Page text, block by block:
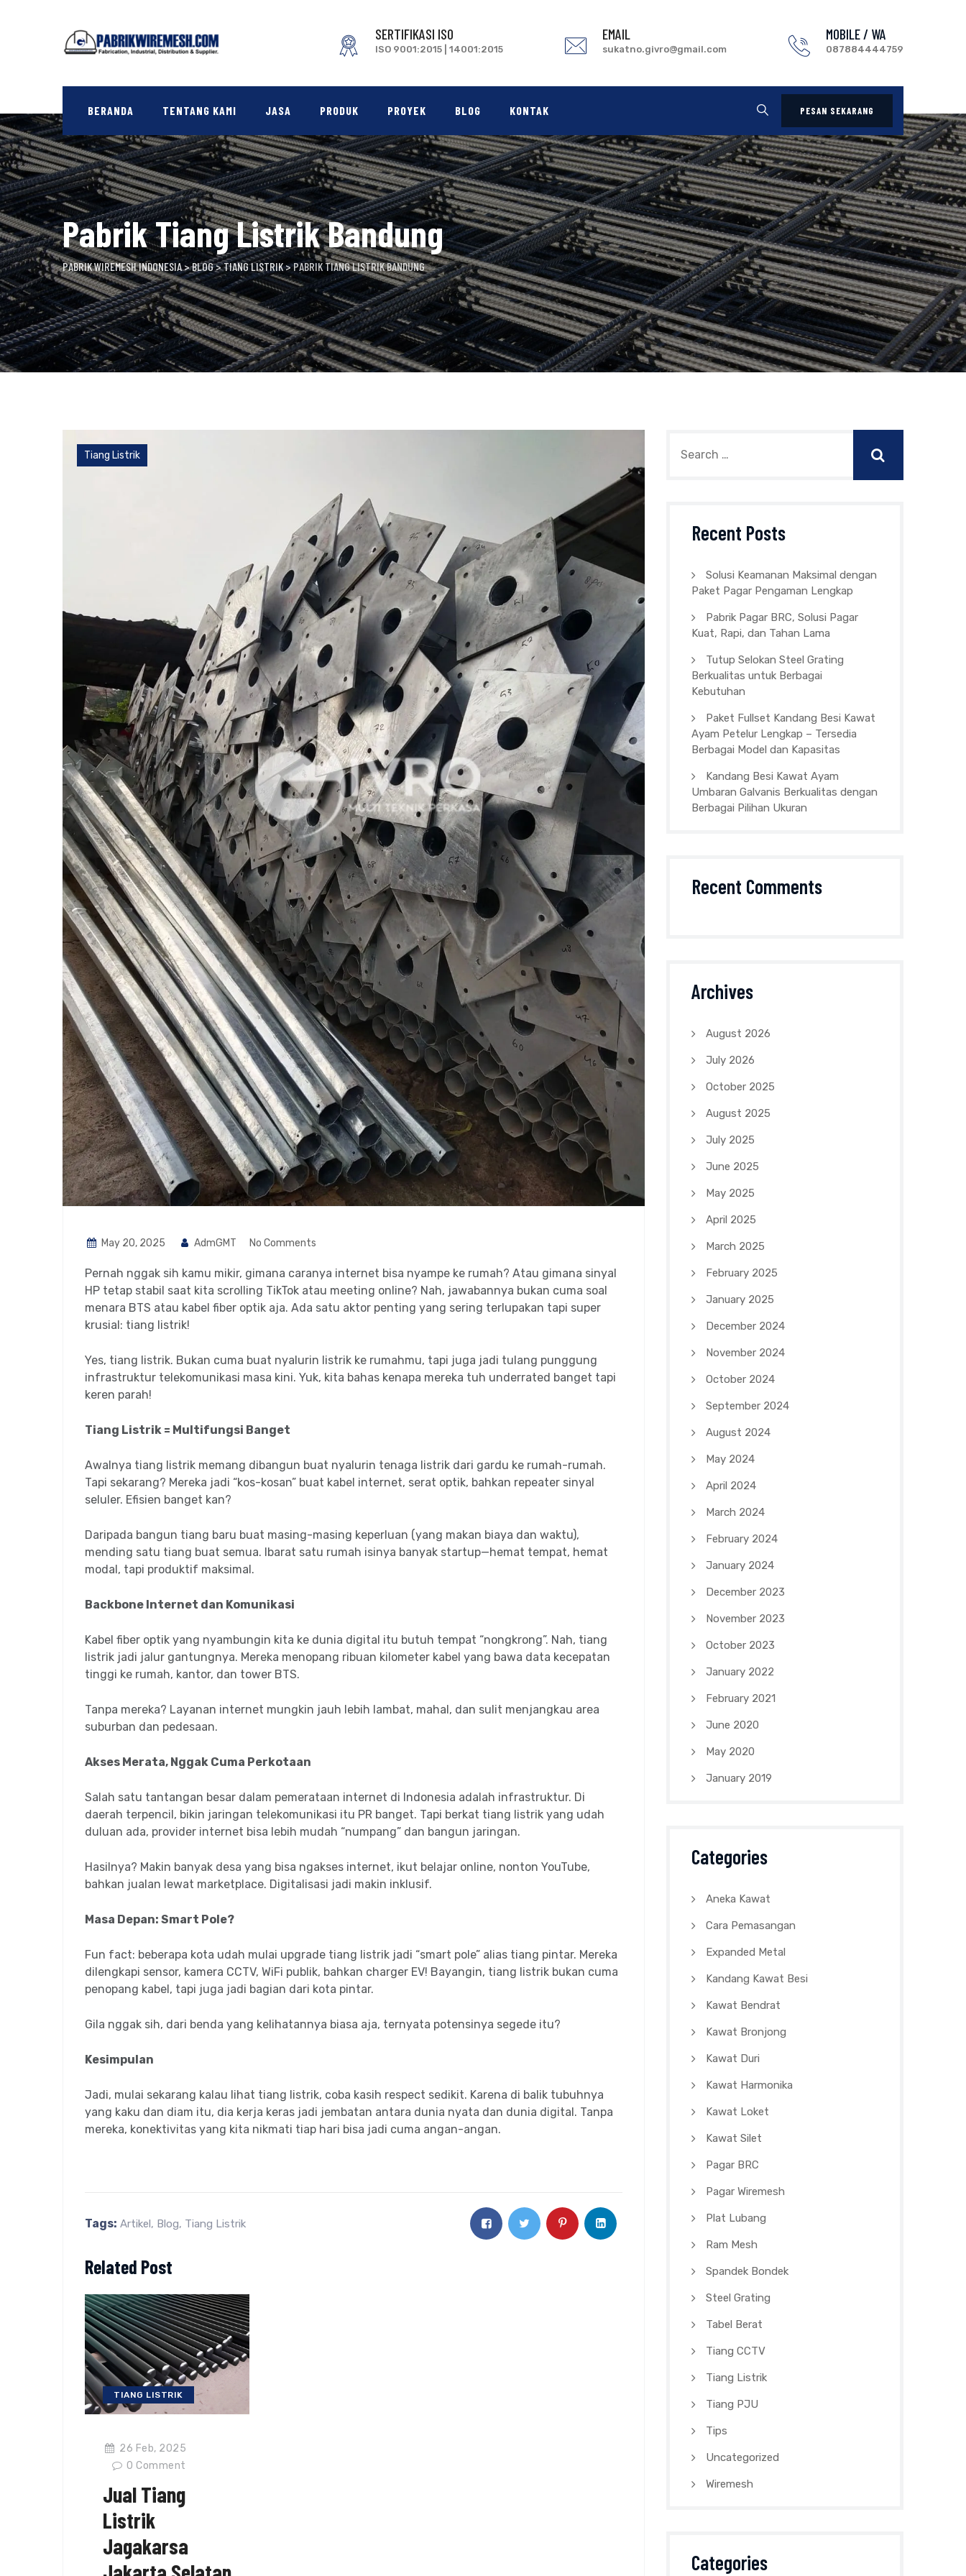
SERTIFIKASI ISO
ISO 9001:2015 | 14001:2015
EMAIL
sukatno.givro@gmail.com
MOBILE / WA
087884444759
BERANDA TENTANG KAMI JASA PRODUK PROYEK BLOG KONTAK PESAN SEKARANG
Pabrik Tiang Listrik Bandung
PABRIK WIREMESH INDONESIA>BLOG>TIANG LISTRIK>PABRIK TIANG LISTRIK BANDUNG
Tiang Listrik
May 20, 2025 AdmGMT No Comments
Pernah nggak sih kamu mikir, gimana caranya internet bisa nyampe ke rumah? Atau gimana sinyal
HP tetap stabil saat kita scrolling TikTok atau meeting online? Nah, jawabannya bukan cuma soal
menara BTS atau kabel fiber optik aja. Ada satu aktor penting yang sering terlupakan tapi super
krusial: tiang listrik!
Yes, tiang listrik. Bukan cuma buat nyalurin listrik ke rumahmu, tapi juga jadi tulang punggung
infrastruktur telekomunikasi masa kini. Yuk, kita bahas kenapa mereka tuh underrated banget tapi
keren parah!
Tiang Listrik = Multifungsi Banget
Awalnya tiang listrik memang dibangun buat nyalurin tenaga listrik dari gardu ke rumah-rumah.
Tapi sekarang? Mereka jadi “kos-kosan” buat kabel internet, serat optik, bahkan repeater sinyal
seluler. Efisien banget kan?
Daripada bangun tiang baru buat masing-masing keperluan (yang makan biaya dan waktu),
mending satu tiang buat semua. Ibarat satu rumah isinya banyak startup—hemat tempat, hemat
modal, tapi produktif maksimal.
Backbone Internet dan Komunikasi
Kabel fiber optik yang nyambungin kita ke dunia digital itu butuh tempat “nongkrong”. Nah, tiang
listrik jadi jalur gantungnya. Mereka menopang ribuan kilometer kabel yang bawa data kecepatan
tinggi ke rumah, kantor, dan tower BTS.
Tanpa mereka? Layanan internet mungkin jauh lebih lambat, mahal, dan sulit menjangkau area
suburban dan pedesaan.
Akses Merata, Nggak Cuma Perkotaan
Salah satu tantangan besar dalam pemerataan internet di Indonesia adalah infrastruktur. Di
daerah terpencil, bikin jaringan telekomunikasi itu PR banget. Tapi berkat tiang listrik yang udah
duluan ada, provider internet bisa lebih mudah “numpang” dan bangun jaringan.
Hasilnya? Makin banyak desa yang bisa ngakses internet, ikut belajar online, nonton YouTube,
bahkan jualan lewat marketplace. Digitalisasi jadi makin inklusif.
Masa Depan: Smart Pole?
Fun fact: beberapa kota udah mulai upgrade tiang listrik jadi “smart pole” alias tiang pintar. Mereka
dilengkapi sensor, kamera CCTV, WiFi publik, bahkan charger EV! Bayangin, tiang listrik bukan cuma
penopang kabel, tapi juga jadi bagian dari kota pintar.
Gila nggak sih, dari benda yang kelihatannya biasa aja, ternyata potensinya segede itu?
Kesimpulan
Jadi, mulai sekarang kalau lihat tiang listrik, coba kasih respect sedikit. Karena di balik tubuhnya
yang kaku dan diam itu, dia kerja keras jadi jembatan antara dunia nyata dan dunia digital. Tanpa
mereka, konektivitas yang kita nikmati tiap hari bisa jadi cuma angan-angan.
Tags: Artikel, Blog, Tiang Listrik
Related Post
TIANG LISTRIK
26 Feb, 2025
0 Comment
Jual Tiang
Listrik
Jagakarsa
Recent Posts
Solusi Keamanan Maksimal dengan
Paket Pagar Pengaman Lengkap
Pabrik Pagar BRC, Solusi Pagar
Kuat, Rapi, dan Tahan Lama
Tutup Selokan Steel Grating
Berkualitas untuk Berbagai
Kebutuhan
Paket Fullset Kandang Besi Kawat
Ayam Petelur Lengkap – Tersedia
Berbagai Model dan Kapasitas
Kandang Besi Kawat Ayam
Umbaran Galvanis Berkualitas dengan
Berbagai Pilihan Ukuran
Recent Comments
Archives
August 2026
July 2026
October 2025
August 2025
July 2025
June 2025
May 2025
April 2025
March 2025
February 2025
January 2025
December 2024
November 2024
October 2024
September 2024
August 2024
May 2024
April 2024
March 2024
February 2024
January 2024
December 2023
November 2023
October 2023
January 2022
February 2021
June 2020
May 2020
January 2019
Categories
Aneka Kawat
Cara Pemasangan
Expanded Metal
Kandang Kawat Besi
Kawat Bendrat
Kawat Bronjong
Kawat Duri
Kawat Harmonika
Kawat Loket
Kawat Silet
Pagar BRC
Pagar Wiremesh
Plat Lubang
Ram Mesh
Spandek Bondek
Steel Grating
Tabel Berat
Tiang CCTV
Tiang Listrik
Tiang PJU
Tips
Uncategorized
Wiremesh
Categories